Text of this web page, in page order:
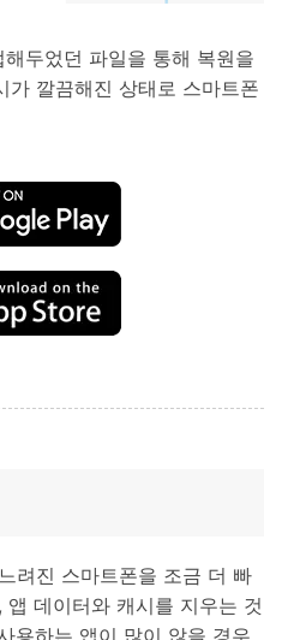
두었던 파일을 통해 복원을
가 깔끔해진 상태로 스마트폰
려진 스마트폰을 조금 더 빠
데이터와 캐시를 지우는 것